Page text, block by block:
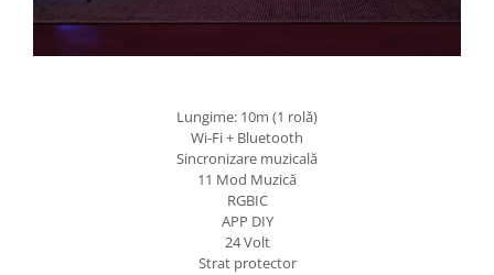
Lungime: 10m (1 rolă)
Wi-Fi + Bluetooth
Sincronizare muzicală
11 Mod Muzică
RGBIC
APP DIY
24 Volt
Strat protector